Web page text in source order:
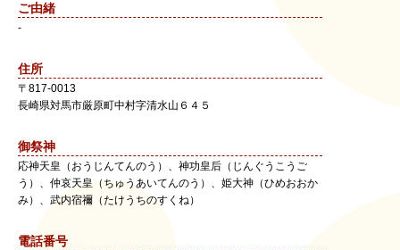
ご由緒
-
住所
〒 817-0013
長崎県対馬市厳原町中村字清水山６４５
御祭神
応神天皇（おうじんてんのう）、神功皇后（じんぐうこうご
う）、仲哀天皇（ちゅうあいてんのう）、姫大神（ひめおおか
み）、武内宿禰（たけうちのすくね）
電話番号